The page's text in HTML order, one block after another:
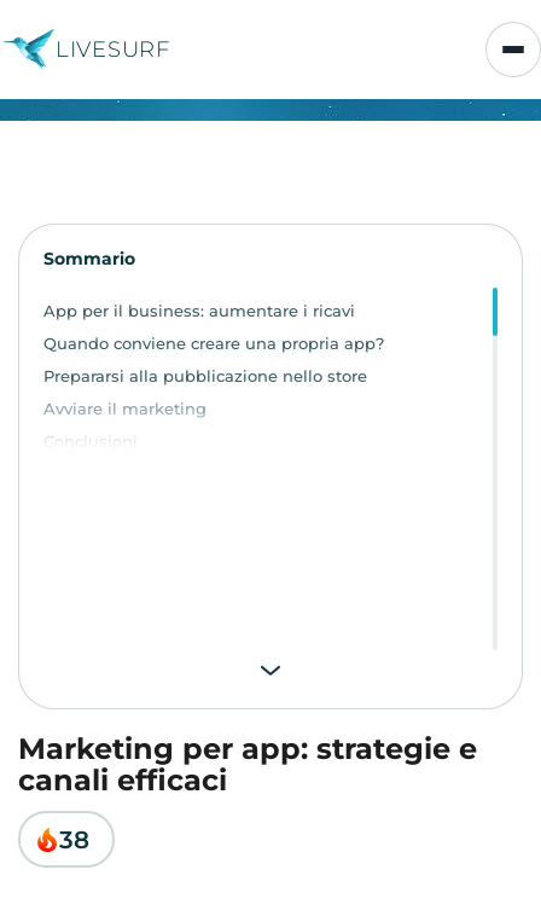
LIVESURF
Sommario
App per il business: aumentare i ricavi
Quando conviene creare una propria app?
Prepararsi alla pubblicazione nello store
Avviare il marketing
Conclusioni
Marketing per app: strategie e
canali efficaci
38